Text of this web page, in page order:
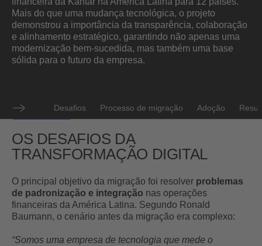
Mais do que uma mudança tecnológica, o projeto
demonstrou a importância da transparência, colaboração
e alinhamento estratégico, garantindo não apenas uma
modernização bem-sucedida, mas também uma base
sólida para o futuro da empresa.
Desafios Processo de migração Adoção
OS DESAFIOS DA
TRANSFORMAÇÃO DIGITAL
O principal objetivo da migração foi resolver problemas
de padronização e integração nas operações
financeiras da América Latina. Segundo Ronald
Baumann, o cenário antes da migração era complexo:
“Somos uma empresa de tecnologia que mede o